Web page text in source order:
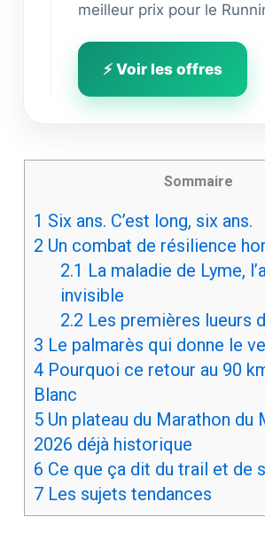
meilleur prix pour le
⚡ Voir les offres
Sommaire
1 Six ans. C’est long, six ans.
2 Un combat de résilience
2.1 La maladie de Lyme,
invisible
2.2 Les premières lueurs
3 Le palmarès qui donne le
4Pourquoi ce retour au 90
Blanc
5Un plateau du Marathon du
2026 déjà historique
6 Ce que ça dit du trail et de
7Les sujets tendances